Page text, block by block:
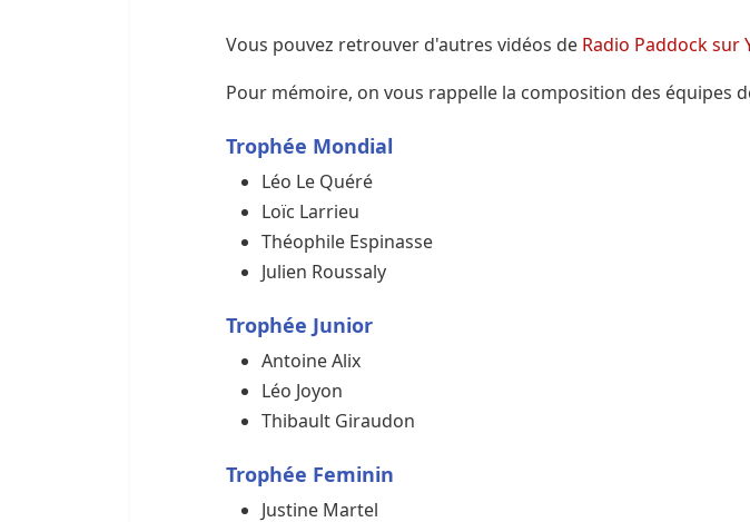
Vous pouvez retrouver d'autres vidéos de Radio Paddock sur
Pour mémoire, on vous rappelle la composition des équipes
Trophée Mondial
Léo Le Quéré
Loïc Larrieu
Théophile Espinasse
Julien Roussaly
Trophée Junior
Antoine Alix
Léo Joyon
Thibault Giraudon
Trophée Feminin
Justine Martel